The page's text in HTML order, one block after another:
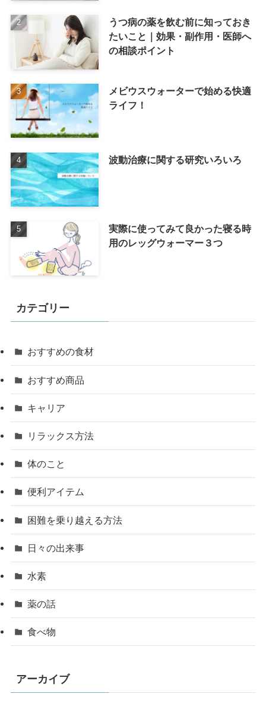
うつ病の薬を飲む前に知っておき
たいこと｜効果・副作用・医師へ
の相談ポイント
メビウスウォーターで始める快適
ライフ！
波動治療に関する研究いろいろ
実際に使ってみて良かった寝る時
用のレッグウォーマー３つ
カテゴリー
おすすめの食材
おすすめ商品
キャリア
リラックス方法
体のこと
便利アイテム
困難を乗り越える方法
日々の出来事
水素
薬の話
食べ物
アーカイブ